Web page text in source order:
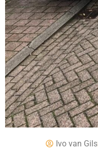
Ivo van Gils